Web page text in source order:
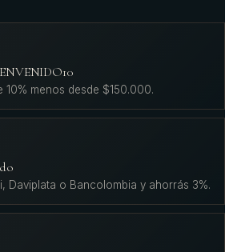
10% menos desde $150.000.
Daviplata o Bancolombia y ahorrás 3%.